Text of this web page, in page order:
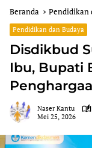
Beranda Pendidikan
Pendidikan dan Budaya
Disdikbud
Ibu, Bupati
Naser Kantu
Mei 25, 2026